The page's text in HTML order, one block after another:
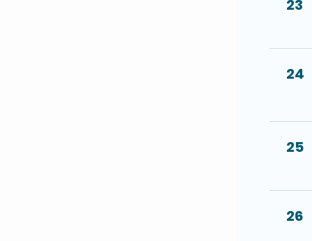
23
24
25
26